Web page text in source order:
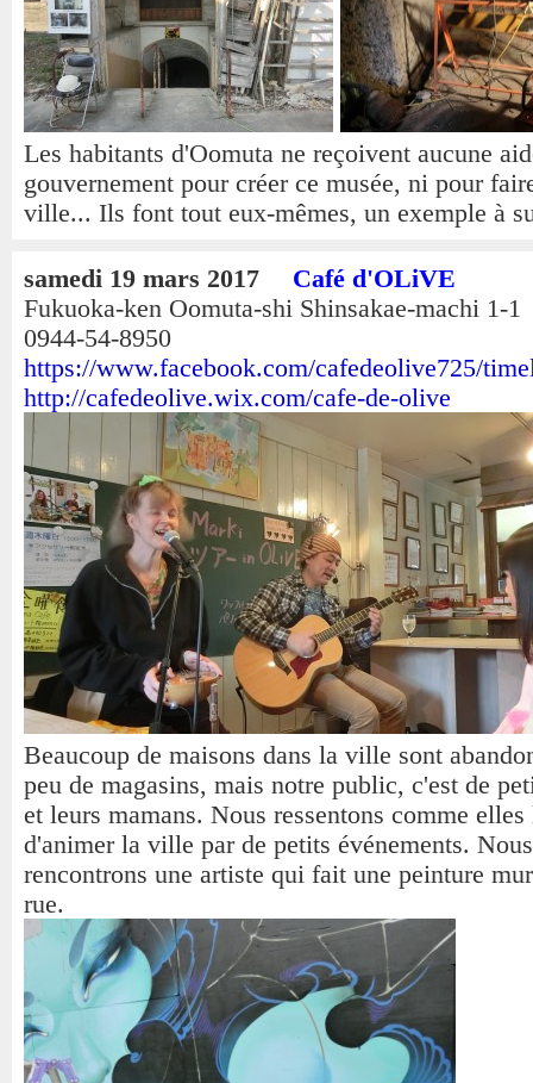
Les habitants d'Oomuta ne reçoivent aucune
gouvernement pour créer ce musée, ni pour
ville... Ils font tout eux-mêmes, un exemple à
samedi 19 mars 2017
Café d'OLiVE
Fukuoka-ken Oomuta-shi Shinsakae-machi
0944-54-8950
https://www.facebook.com/cafedeolive725/
http://cafedeolive.wix.com/cafe-de-olive
Beaucoup de maisons dans la ville sont
peu de magasins, mais notre public, c'est de
et leurs mamans. Nous ressentons comme
d'animer la ville par de petits événements. Nous
rencontrons une artiste qui fait une peinture
rue.